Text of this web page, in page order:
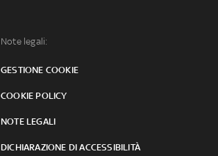
Note legali:
GESTIONE COOKIE
COOKIE POLICY
NOTE LEGALI
DICHIARAZIONE DI ACCESSIBILITÀ